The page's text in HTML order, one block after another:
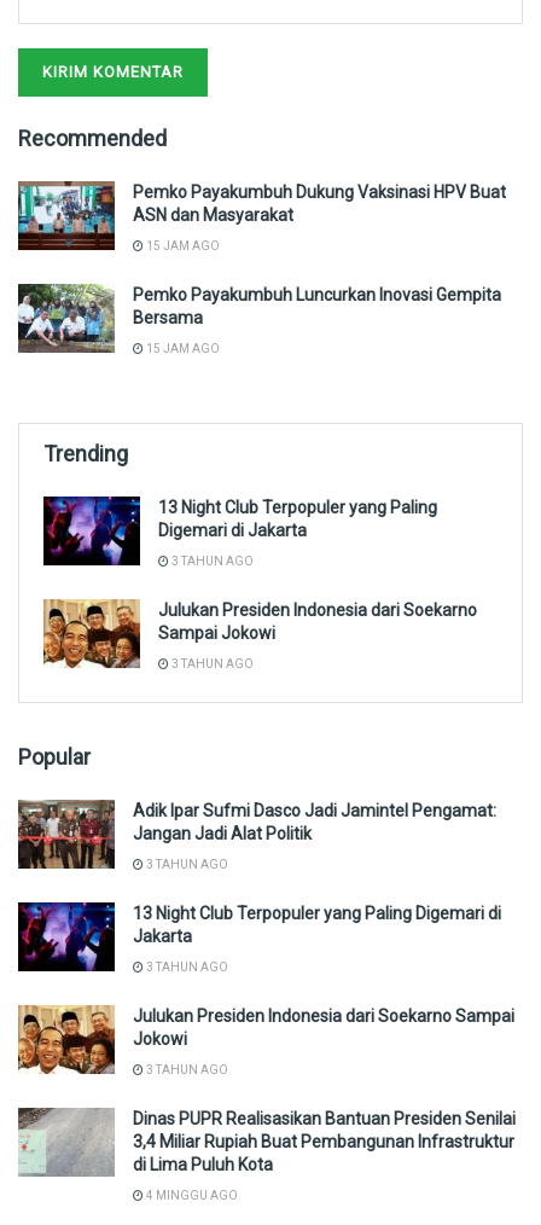
Recommended
Pemko Payakumbuh Dukung Vaksinasi HPV Buat
ASN dan Masyarakat
15 JAM AGO
Pemko Payakumbuh Luncurkan Inovasi Gempita
Bersama
15 JAM AGO
Trending
13 Night Club Terpopuler yang Paling
Digemari di Jakarta
3 TAHUN AGO
Julukan Presiden Indonesia dari Soekarno
Sampai Jokowi
3 TAHUN AGO
Popular
Adik Ipar Sufmi Dasco Jadi Jamintel Pengamat:
Jangan Jadi Alat Politik
3 TAHUN AGO
13 Night Club Terpopuler yang Paling Digemari di
Jakarta
3 TAHUN AGO
Julukan Presiden Indonesia dari Soekarno Sampai
Jokowi
3 TAHUN AGO
Dinas PUPR Realisasikan Bantuan Presiden Senilai
3,4 Miliar Rupiah Buat Pembangunan Infrastruktur
di Lima Puluh Kota
4 MINGGU AGO